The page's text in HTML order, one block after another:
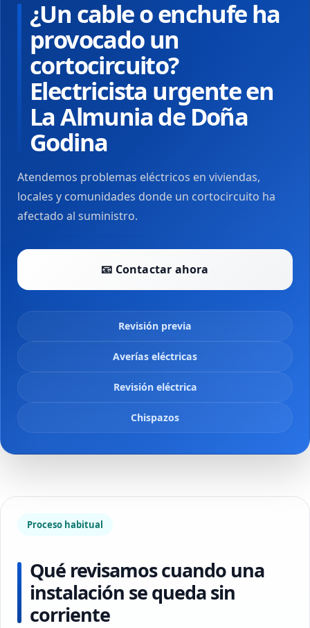
¿Un cable o enchufe ha
provocado un
cortocircuito?
Electricista urgente en
La Almunia de Doña
Godina
Atendemos problemas eléctricos en viviendas,
locales y comunidades donde un cortocircuito ha
afectado al suministro.
📧 Contactar ahora
Revisión previa
Averías eléctricas
Revisión eléctrica
Chispazos
Proceso habitual
Qué revisamos cuando una
instalación se queda sin
corriente